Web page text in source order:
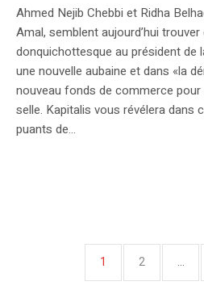
Ahmed Nejib Chebbi et Ridha
Amal, semblent aujourd’hui trouver
donquichottesque au président de
une nouvelle aubaine et dans «la
nouveau fonds de commerce
selle. Kapitalis vous révélera dans
puants de...
1 2 …